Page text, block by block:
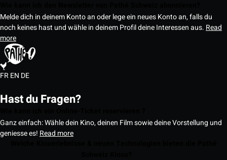
Melde dich in deinem Konto an oder lege ein neues Konto an, falls du
noch keines hast und wähle in deinem Profil deine Interessen aus. Read
more
FREN DE
Hast du Fragen?
Ganz einfach: Wähle dein Kino, deinen Film sowie deine Vorstellung und
geniesse es! Read more